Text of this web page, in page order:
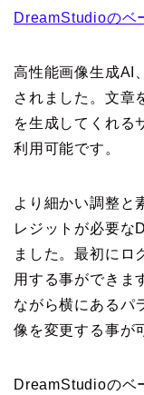
DreamStudioのベ
高性能画像生成AI
されました。文章
を生成してくれる
利用可能です。
より細かい調整と
レジットが必要な
ました。最初にロ
用する事ができま
ながら横にあるパ
像を変更する事が
DreamStudioのベ